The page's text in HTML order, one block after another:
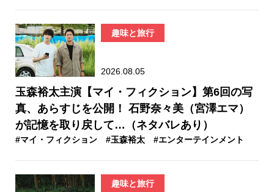
趣味と旅行
2026.08.05
玉森裕太主演【マイ・フィクション】第6回の写
真、あらすじを公開！ 石野奈々美（宮澤エマ）
が記憶を取り戻して…（ネタバレあり）
#マイ・フィクション #玉森裕太 #エンターテインメント
趣味と旅行